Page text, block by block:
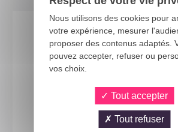
Nous utilisons des cookies pour
votre expérience, mesurer
proposer des contenus adaptés.
pouvez accepter, refuser ou
vos choix.
Tout accepter
Tout refuser